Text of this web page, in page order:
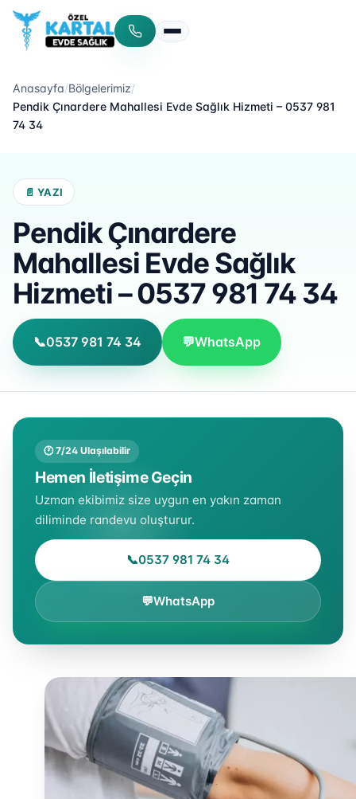
Menüyü aç/kapat
Anasayfa/Bölgelerimiz/
Pendik Çınardere Mahallesi Evde Sağlık Hizmeti – 0537 981
74 34
📄 YAZI
Pendik Çınardere
Mahallesi Evde Sağlık
Hizmeti – 0537 981 74 34
📞0537 981 74 34 💬WhatsApp
🕐 7/24 Ulaşılabilir
Hemen İletişime Geçin
Uzman ekibimiz size uygun en yakın zaman
diliminde randevu oluşturur.
📞0537 981 74 34
💬WhatsApp